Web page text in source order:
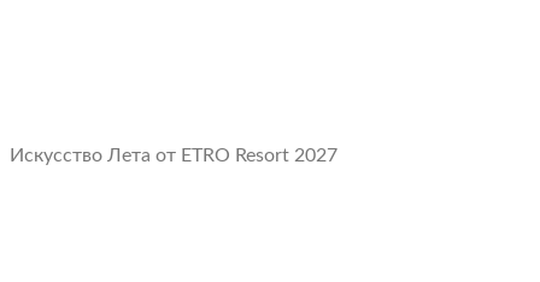
Искусство Лета от ETRO Resort 2027